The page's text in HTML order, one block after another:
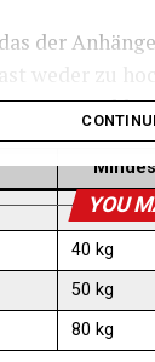
der
weder zu
In
25 kg
40 kg
50 kg
80 kg
YOU